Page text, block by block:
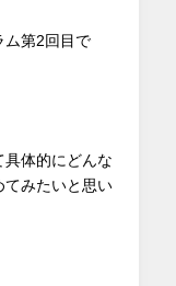
ム第2回目で
体的にどんな
てみたいと思い